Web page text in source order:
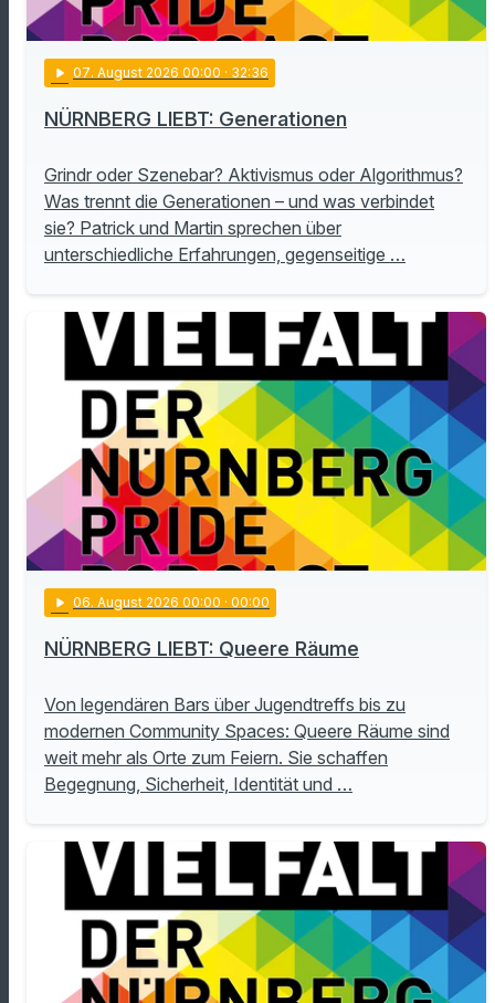
play_arrow 07. August 2026 00:00 · 32:36
NÜRNBERG LIEBT: Generationen
Grindr oder Szenebar? Aktivismus oder Algorithmus?
Was trennt die Generationen – und was verbindet
sie? Patrick und Martin sprechen über
unterschiedliche Erfahrungen, gegenseitige …
play_arrow 06. August 2026 00:00 · 00:00
NÜRNBERG LIEBT: Queere Räume
Von legendären Bars über Jugendtreffs bis zu
modernen Community Spaces: Queere Räume sind
weit mehr als Orte zum Feiern. Sie schaffen
Begegnung, Sicherheit, Identität und …